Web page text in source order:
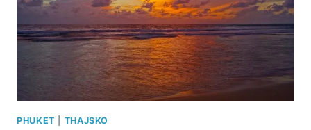
PHUKET THAJSKO